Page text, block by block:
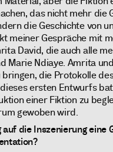
das nicht mehr die
die Geschichte von
meiner Gespräche mit
David, die auch alle
Marie Ndiaye. Amrita
die Protokolle
ersten Entwurfs
einer Fiktion zu
gewoben wird.
auf die Inszenierung eine